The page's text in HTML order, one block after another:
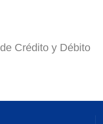
de Crédito y Débito